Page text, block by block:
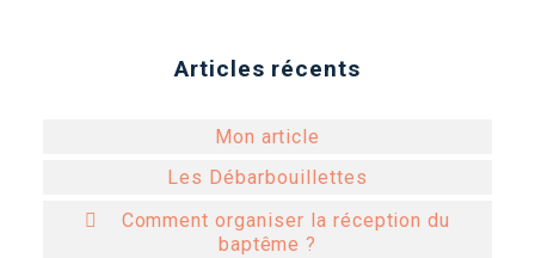
Articles récents
Mon article
Les Débarbouillettes
 Comment organiser la réception du
baptême ?